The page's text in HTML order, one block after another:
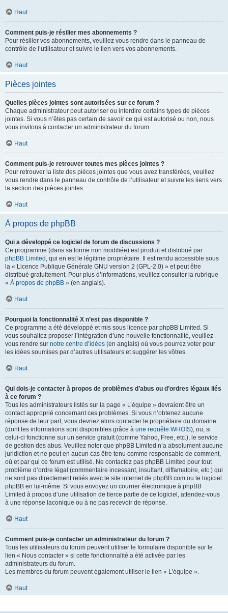
Haut
Comment puis-je résilier mes abonnements ?
Pour résilier vos abonnements, veuillez vous rendre dans le panneau de
contrôle de l’utilisateur et suivre le lien vers vos abonnements.
Haut
Pièces jointes
Quelles pièces jointes sont autorisées sur ce forum ?
Chaque administrateur peut autoriser ou interdire certains types de pièces
jointes. Si vous n’êtes pas certain de savoir ce qui est autorisé ou non, nous
vous invitons à contacter un administrateur du forum.
Haut
Comment puis-je retrouver toutes mes pièces jointes ?
Pour retrouver la liste des pièces jointes que vous avez transférées, veuillez
vous rendre dans le panneau de contrôle de l’utilisateur et suivre les liens vers
la section des pièces jointes.
Haut
À propos de phpBB
Qui a développé ce logiciel de forum de discussions ?
Ce programme (dans sa forme non modifiée) est produit et distribué par
phpBB Limited , qui en est le légitime propriétaire. Il est rendu accessible sous
la « Licence Publique Générale GNU version 2 (GPL-2.0) » et peut être
distribué gratuitement. Pour plus d’informations, veuillez consulter la rubrique
« À propos de phpBB » (en anglais).
Haut
Pourquoi la fonctionnalité X n’est pas disponible ?
Ce programme a été développé et mis sous licence par phpBB Limited. Si
vous souhaitez proposer l’intégration d’une nouvelle fonctionnalité, veuillez
vous rendre sur notre centre d’idées (en anglais) où vous pourrez voter pour
les idées soumises par d’autres utilisateurs et suggérer les vôtres.
Haut
Qui dois-je contacter à propos de problèmes d’abus ou d’ordres légaux liés
à ce forum ?
Tous les administrateurs listés sur la page « L’équipe » devraient être un
contact approprié concernant ces problèmes. Si vous n’obtenez aucune
réponse de leur part, vous devriez alors contacter le propriétaire du domaine
(dont les informations sont disponibles grâce à une requête WHOIS), ou, si
celui-ci fonctionne sur un service gratuit (comme Yahoo, Free, etc.), le service
de gestion des abus. Veuillez noter que phpBB Limited n’a absolument aucune
juridiction et ne peut en aucun cas être tenu comme responsable de comment,
où et par qui ce forum est utilisé. Ne contactez pas phpBB Limited pour tout
problème d’ordre légal (commentaire incessant, insultant, diffamatoire, etc.) qui
ne sont pas directement reliés avec le site internet de phpBB.com ou le logiciel
phpBB en lui-même. Si vous envoyez un courrier électronique à phpBB
Limited à propos d’une utilisation de tierce partie de ce logiciel, attendez-vous
à une réponse laconique ou à ne pas recevoir de réponse.
Haut
Comment puis-je contacter un administrateur du forum ?
Tous les utilisateurs du forum peuvent utiliser le formulaire disponible sur le
lien « Nous contacter » si cette fonctionnalité a été activée par les
administrateurs du forum.
Les membres du forum peuvent également utiliser le lien « L’équipe ».
Haut